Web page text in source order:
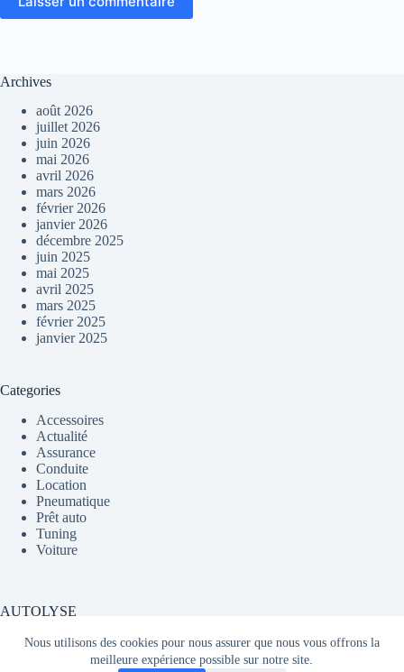
Nous utilisons des cookies pour nous assurer que nous vous offrons la
meilleure expérience possible sur notre site.
Archives
août 2026
juillet 2026
juin 2026
mai 2026
avril 2026
mars 2026
février 2026
janvier 2026
décembre 2025
juin 2025
mai 2025
avril 2025
mars 2025
février 2025
janvier 2025
Categories
Accessoires
Actualité
Assurance
Conduite
Location
Pneumatique
Prêt auto
Tuning
Voiture
AUTOLYSE